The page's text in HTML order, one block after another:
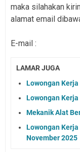
maka silahakan
alamat email
E-mail :
LAMAR JUGA
Lowongan
Lowongan
Mekanik Alat
Lowongan
November 2025